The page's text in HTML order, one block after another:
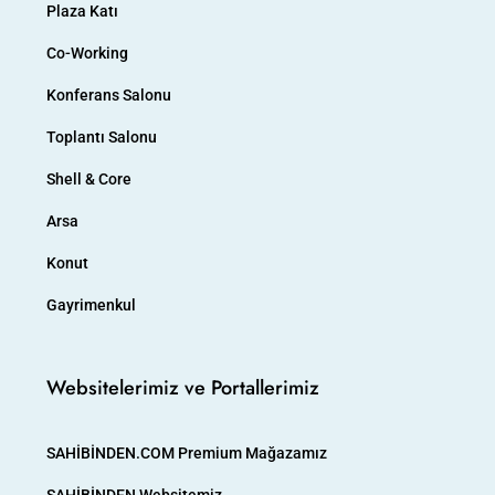
Plaza Katı
Co-Working
Konferans Salonu
Toplantı Salonu
Shell & Core
Arsa
Konut
Gayrimenkul
Websitelerimiz ve Portallerimiz
SAHİBİNDEN.COM Premium Mağazamız